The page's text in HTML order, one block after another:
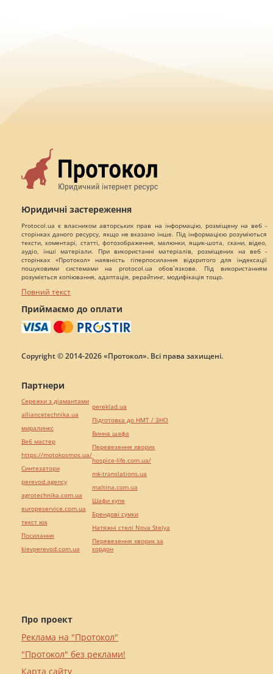
Юридичні застереження
Protocol.ua є власником авторських прав на інформацію, розміщену на веб -
сторінках даного ресурсу, якщо не вказано інше. Під інформацією розуміються
тексти, коментарі, статті, фотозображення, малюнки, ящик-шота, скани, відео,
аудіо, інші матеріали. При використанні матеріалів, розміщених на веб -
сторінках «Протокол» наявність гіперпосилання відкритого для індексації
пошуковими системами на protocol.ua обов`язкове. Під використанням
розуміється копіювання, адаптація, рерайтинг, модифікація тощо.
Повний текст
Приймаємо до оплати
Copyright © 2014-2026 «Протокол». Всі права захищені.
Про проект
Реклама на "Протокол"
"Протокол" без реклами!
Карта сайту
Партнери
Сережки з діамантами
alliancetechnika.ua
миралинкс
Веб мастер
https://motokosmos.ua/
Синтезатори
perevod.agency
agrotechnika.com.ua
europeservice.com.ua
текст юа
Посилання
kievperevod.com.ua
pereklad.ua
Підготовка до НМТ / ЗНО
Винна шафа
Перевезення хворих
hospice-life.com.ua/
mk-translations.ua
maltina.com.ua
Шафи купе
Брендові сумки
Натяжні стелі Nova Stelya
Перевезення хворих за
кордон